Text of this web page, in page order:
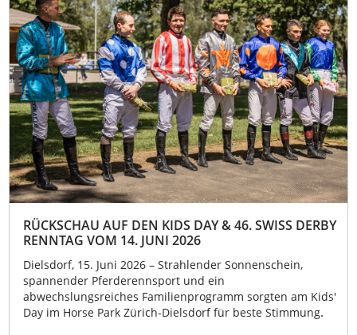
RÜCKSCHAU AUF DEN KIDS DAY & 46. SWISS DERBY
RENNTAG VOM 14. JUNI 2026
Dielsdorf, 15. Juni 2026 – Strahlender Sonnenschein,
spannender Pferderennsport und ein
abwechslungsreiches Familienprogramm sorgten am Kids'
Day im Horse Park Zürich-Dielsdorf für beste Stimmung.